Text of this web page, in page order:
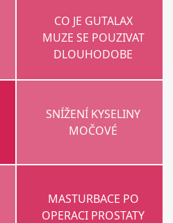
CO JE GUTALAX
MUZE SE POUZIVAT
DLOUHODOBE
SNÍŽENÍ KYSELINY
MOČOVÉ
MASTURBACE PO
OPERACI PROSTATY